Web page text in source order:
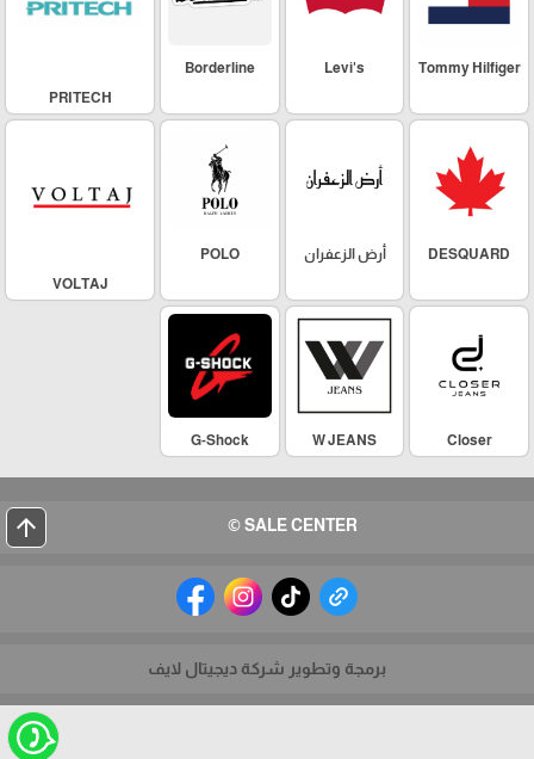
Tommy Hilfiger
Levi's
Borderline
PRITECH
DESQUARD أرض الزعفران
POLO
VOLTAJ
Closer
W JEANS
G-Shock
SALE CENTER ©
arrow_upward
برمجة وتطوير شركة ديجيتال لايف